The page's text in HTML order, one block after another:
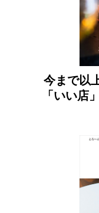
今まで以
「いい店